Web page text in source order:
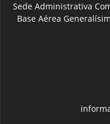
Sede Administrativa
Base Aérea